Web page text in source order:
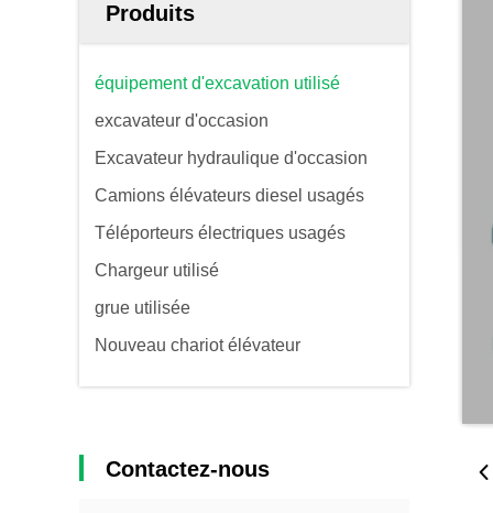
Produits
équipement d'excavation utilisé
excavateur d'occasion
Excavateur hydraulique d'occasion
Camions élévateurs diesel usagés
Téléporteurs électriques usagés
Chargeur utilisé
grue utilisée
Nouveau chariot élévateur
Contactez-nous